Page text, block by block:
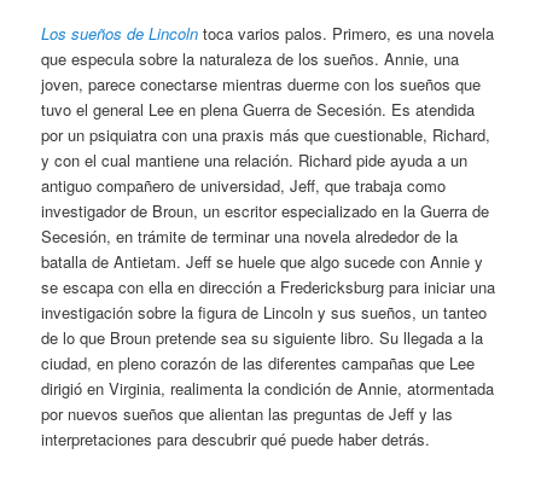
Los sueños de Lincoln toca varios palos. Primero, es una novela
que especula sobre la naturaleza de los sueños. Annie, una
joven, parece conectarse mientras duerme con los sueños que
tuvo el general Lee en plena Guerra de Secesión. Es atendida
por un psiquiatra con una praxis más que cuestionable, Richard,
y con el cual mantiene una relación. Richard pide ayuda a un
antiguo compañero de universidad, Jeff, que trabaja como
investigador de Broun, un escritor especializado en la Guerra de
Secesión, en trámite de terminar una novela alrededor de la
batalla de Antietam. Jeff se huele que algo sucede con Annie y
se escapa con ella en dirección a Fredericksburg para iniciar una
investigación sobre la figura de Lincoln y sus sueños, un tanteo
de lo que Broun pretende sea su siguiente libro. Su llegada a la
ciudad, en pleno corazón de las diferentes campañas que Lee
dirigió en Virginia, realimenta la condición de Annie, atormentada
por nuevos sueños que alientan las preguntas de Jeff y las
interpretaciones para descubrir qué puede haber detrás.